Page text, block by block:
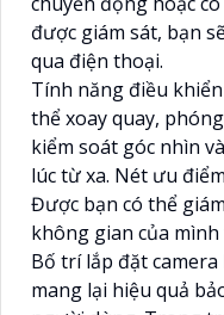
được giám sát, bạn
qua điện thoại.
Tính năng điều
thể xoay quay,
kiểm soát góc nhìn
lúc từ xa. Nét ưu
Được bạn có thể
không gian của
Bố trí lắp đặt
mang lại hiệu quả